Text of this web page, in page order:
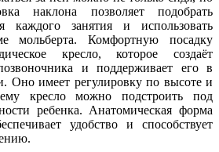
наклона позволяет подобрать
каждого занятия и использовать
мольберта. Комфортную посадку
кресло, которое создаёт
и поддерживает его в
Оно имеет регулировку по высоте и
кресло можно подстроить под
ребенка. Анатомическая форма
удобство и способствует